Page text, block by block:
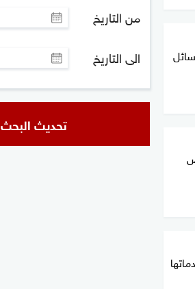
من التاريخ
الى التاريخ
تحديث البحث